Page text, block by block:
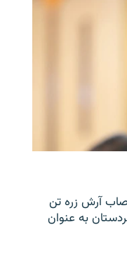
آرش زره تن
به عنوان